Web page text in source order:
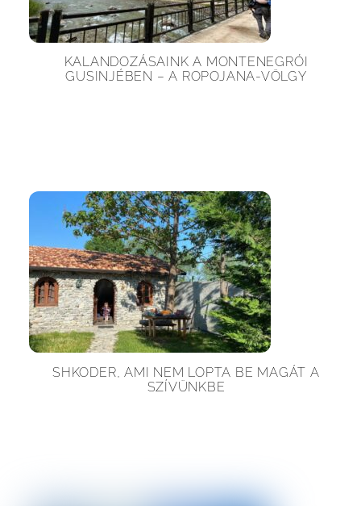
KALANDOZÁSAINK A MONTENEGRÓI
GUSINJÉBEN – A ROPOJANA-VÖLGY
SHKODER, AMI NEM LOPTA BE MAGÁT A
SZÍVÜNKBE